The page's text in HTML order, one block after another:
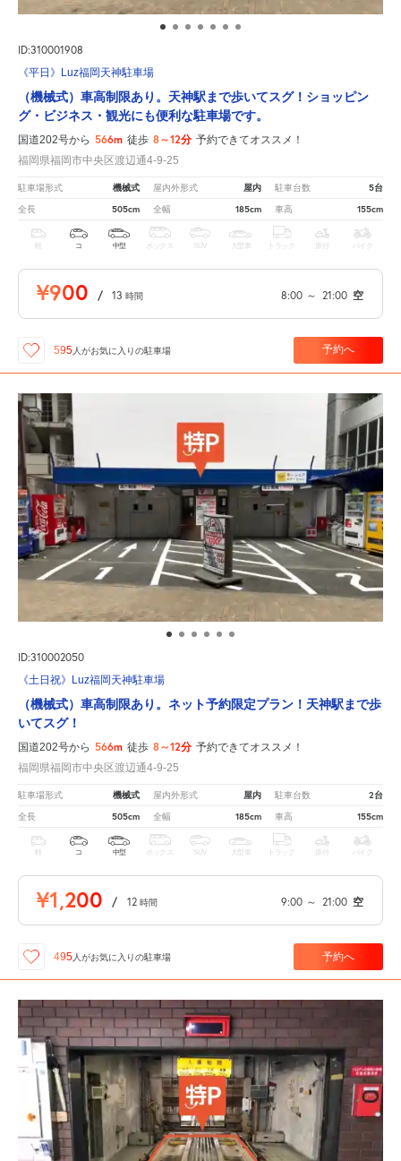
ID:310001908
《平日》Luz福岡天神駐車場
（機械式）車高制限あり。天神駅まで歩いてスグ！ショッピン
グ・ビジネス・観光にも便利な駐車場です。
国道202号から 566m 徒歩 8～12分 予約できてオススメ！
福岡県福岡市中央区渡辺通4-9-25
駐車場形式 機械式 屋内外形式 屋内 駐車台数 5台
全長 505cm 全幅 185cm 車高 155cm
軽 コ 中型 ボックス SUV 大型車 トラック 原付 バイク
¥900 / 13 時間 8:00 ～ 21:00 空
595 人がお気に入りの駐車場 予約へ
ID:310002050
《土日祝》Luz福岡天神駐車場
（機械式）車高制限あり。ネット予約限定プラン！天神駅まで歩
いてスグ！
国道202号から 566m 徒歩 8～12分 予約できてオススメ！
福岡県福岡市中央区渡辺通4-9-25
駐車場形式 機械式 屋内外形式 屋内 駐車台数 2台
全長 505cm 全幅 185cm 車高 155cm
軽 コ 中型 ボックス SUV 大型車 トラック 原付 バイク
¥1,200 / 12 時間 9:00 ～ 21:00 空
495 人がお気に入りの駐車場 予約へ